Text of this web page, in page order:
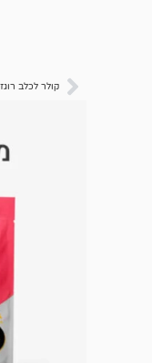
קולר לכלב רוגז M – שחור